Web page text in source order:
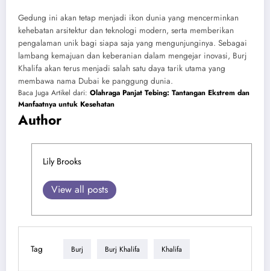
Gedung ini akan tetap menjadi ikon dunia yang mencerminkan
kehebatan arsitektur dan teknologi modern, serta memberikan
pengalaman unik bagi siapa saja yang mengunjunginya. Sebagai
lambang kemajuan dan keberanian dalam mengejar inovasi, Burj
Khalifa akan terus menjadi salah satu daya tarik utama yang
membawa nama Dubai ke panggung dunia.
Baca Juga Artikel dari: Olahraga Panjat Tebing: Tantangan Ekstrem dan
Manfaatnya untuk Kesehatan
Author
Lily Brooks
View all posts
Tag Burj Burj Khalifa Khalifa